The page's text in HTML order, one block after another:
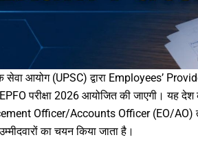
आयोग (UPSC) द्वारा Employees’
परीक्षा 2026 आयोजित की जाएगी। यह देश
Officer/Accounts Officer (EO/
का चयन किया जाता है।